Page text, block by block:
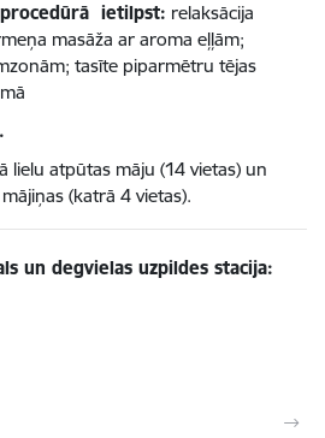
ietilpst: relaksācija
masāža ar aroma eļļām;
tasīte piparmētru tējas
lielu atpūtas māju (14 vietas) un
(katrā 4 vietas).
un degvielas uzpildes stacija: